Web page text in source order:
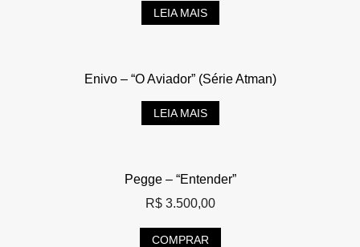
LEIA MAIS
Enivo – “O Aviador” (Série Atman)
LEIA MAIS
Pegge – “Entender”
R$3.500,00
COMPRAR